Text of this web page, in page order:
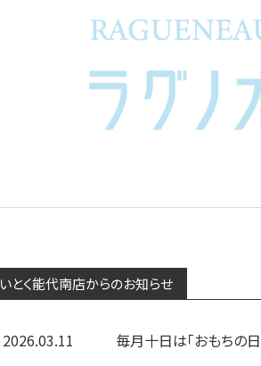
いとく能代南店からのお知らせ
2026.03.11 毎月十日は「おもちの日